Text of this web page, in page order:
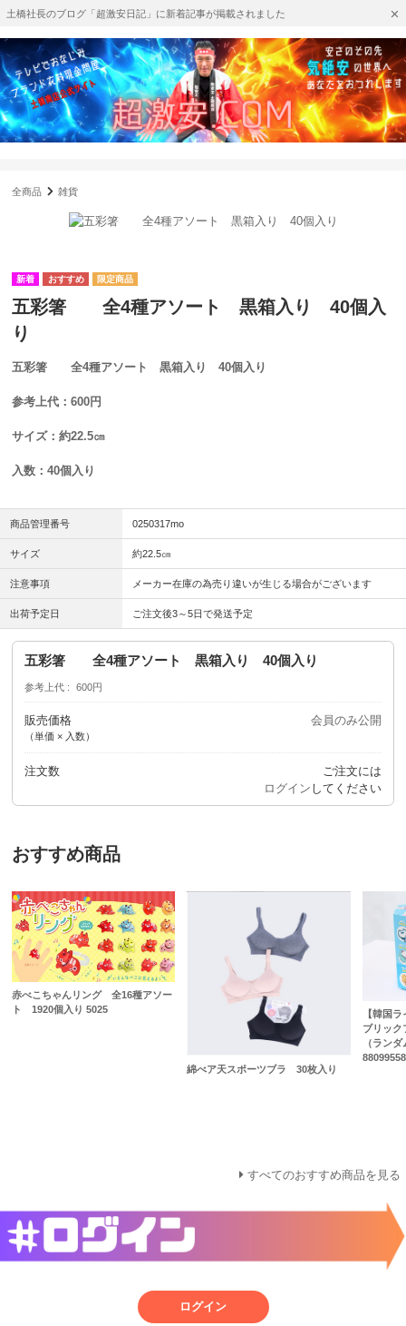
土橋社長のブログ「超激安日記」に新着記事が掲載されました
全商品 雑貨
五彩箸 全4種アソート 黒箱入り 40個入
り
五彩箸 全4種アソート 黒箱入り 40個入り
参考上代：600円
サイズ：約22.5㎝
入数：40個入り
商品管理番号 0250317mo
サイズ 約22.5㎝
注意事項 メーカー在庫の為売り違いが生じる場合がございます
出荷予定日 ご注文後3～5日で発送予定
五彩箸 全4種アソート 黒箱入り 40個入り
参考上代 600円
販売価格
（単価 × 入数）
会員のみ公開
注文数
ご注文には
ログイン してください
おすすめ商品
赤べこちゃんリング 全16種アソー
ト 1920個入り 5025
綿べア天スポーツブラ 30枚入り
【韓国
ブリッ
（ラン
すべてのおすすめ商品を見る
ログイン